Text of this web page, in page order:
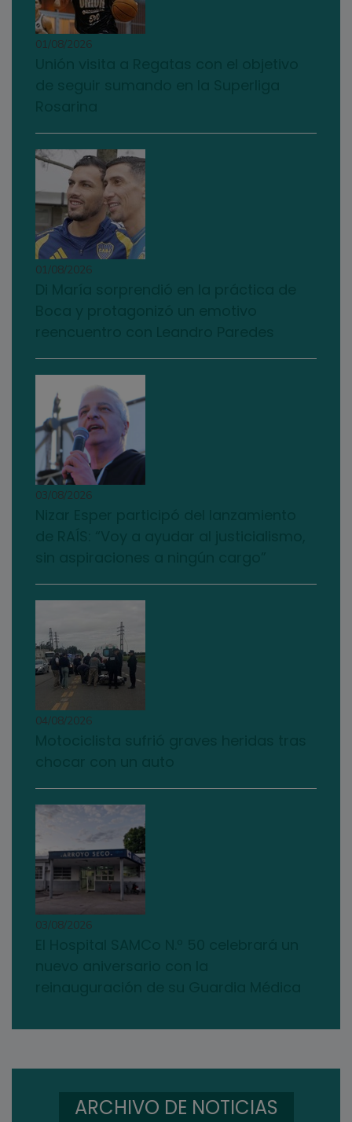
01/08/2026
01/08/2026
03/08/2026
04/08/2026
03/08/2026
ARCHIVO DE NOTICIAS